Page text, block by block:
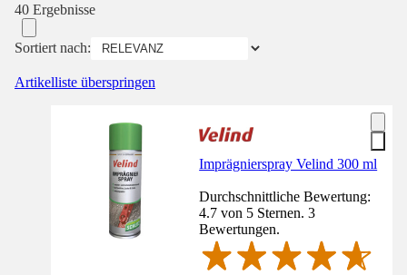
40 Ergebnisse
Sortiert nach:
Artikelliste überspringen
Imprägnierspray Velind 300 ml
Durchschnittliche Bewertung:
4.7 von 5 Sternen. 3
Bewertungen.